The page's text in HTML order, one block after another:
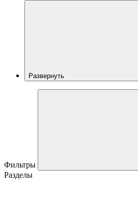
Развернуть
Фильтры
Разделы